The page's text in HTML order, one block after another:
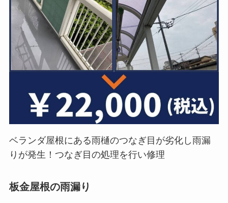
ベランダ屋根にある雨樋のつなぎ目が劣化し雨漏
りが発生！つなぎ目の処理を行い修理
板金屋根の雨漏り